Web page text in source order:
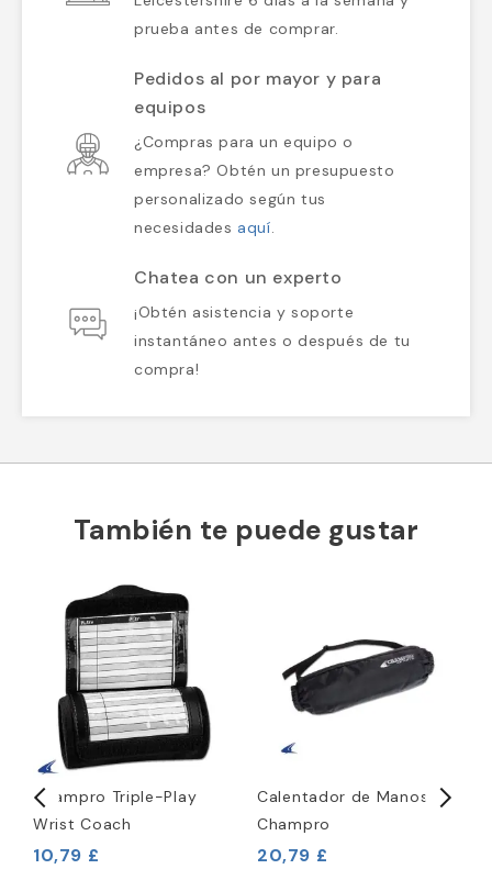
prueba antes de comprar.
Pedidos al por mayor y para
equipos
¿Compras para un equipo o
empresa? Obtén un presupuesto
personalizado según tus
necesidades aquí.
Chatea con un experto
¡Obtén asistencia y soporte
instantáneo antes o después de tu
compra!
También te puede gustar
Champro Triple-Play
Wrist Coach
10,79 £
Calentador de Manos
Champro
20,79 £